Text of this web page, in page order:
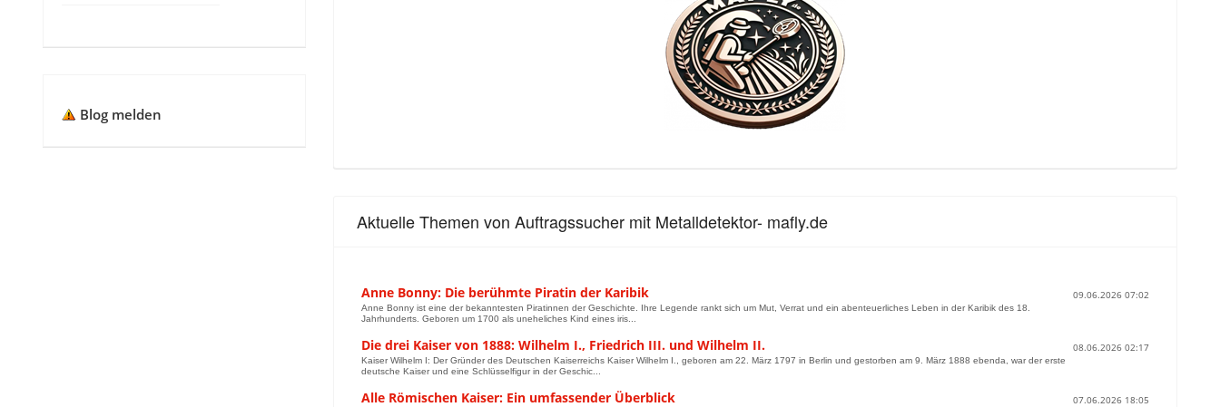
Aktuelle Themen von Auftragssucher mit Metalldetektor- mafly.de
Anne Bonny: Die berühmte Piratin der Karibik 09.06.2026 07:02
Anne Bonny ist eine der bekanntesten Piratinnen der Geschichte. Ihre Legende rankt sich um Mut, Verrat und ein abenteuerliches Leben in der Karibik des 18.
Jahrhunderts. Geboren um 1700 als uneheliches Kind eines iris...
Die drei Kaiser von 1888: Wilhelm I., Friedrich III. und Wilhelm II. 08.06.2026 02:17
Kaiser Wilhelm I: Der Gründer des Deutschen Kaiserreichs Kaiser Wilhelm I., geboren am 22. März 1797 in Berlin und gestorben am 9. März 1888 ebenda, war der erste
deutsche Kaiser und eine Schlüsselfigur in der Geschic...
Alle Römischen Kaiser: Ein umfassender Überblick 07.06.2026 18:05
Blog melden